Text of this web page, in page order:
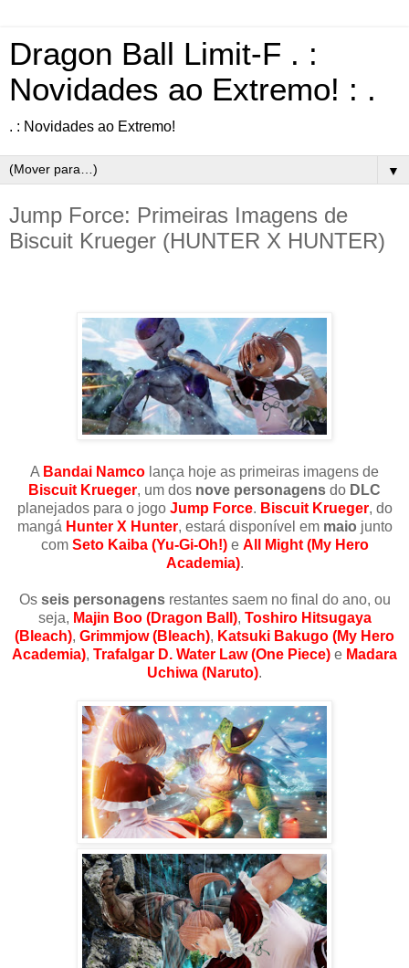
Dragon Ball Limit-F . :
Novidades ao Extremo! : .
. : Novidades ao Extremo!
▼
Jump Force: Primeiras Imagens de
Biscuit Krueger (HUNTER X HUNTER)
A Bandai Namco lança hoje as primeiras imagens de
Biscuit Krueger, um dos nove personagens do DLC
planejados para o jogo Jump Force. Biscuit Krueger, do
mangá Hunter X Hunter, estará disponível em maio junto
com Seto Kaiba (Yu-Gi-Oh!)e All Might (My Hero
Academia).
Os seis personagensrestantes saem no final do ano, ou
seja, Majin Boo (Dragon Ball), Toshiro Hitsugaya
(Bleach), Grimmjow (Bleach), Katsuki Bakugo (My Hero
Academia), Trafalgar D. Water Law (One Piece) e Madara
Uchiwa (Naruto).